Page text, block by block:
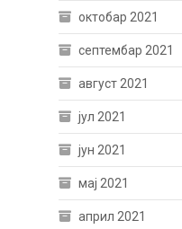
октобар 2021
септембар 2021
август 2021
јул 2021
јун 2021
мај 2021
април 2021